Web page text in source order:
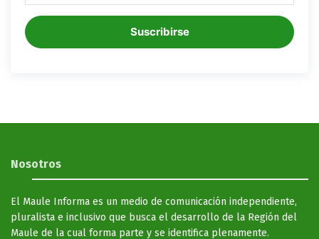
Suscribirse
Nosotros
El Maule Informa es un medio de comunicación independiente,
pluralista e inclusivo que busca el desarrollo de la Región del
Maule de la cual forma parte y se identifica plenamente.